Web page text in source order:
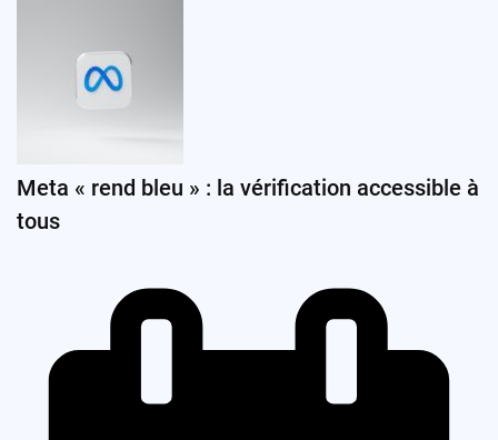
Meta « rend bleu » : la vérification accessible à
tous